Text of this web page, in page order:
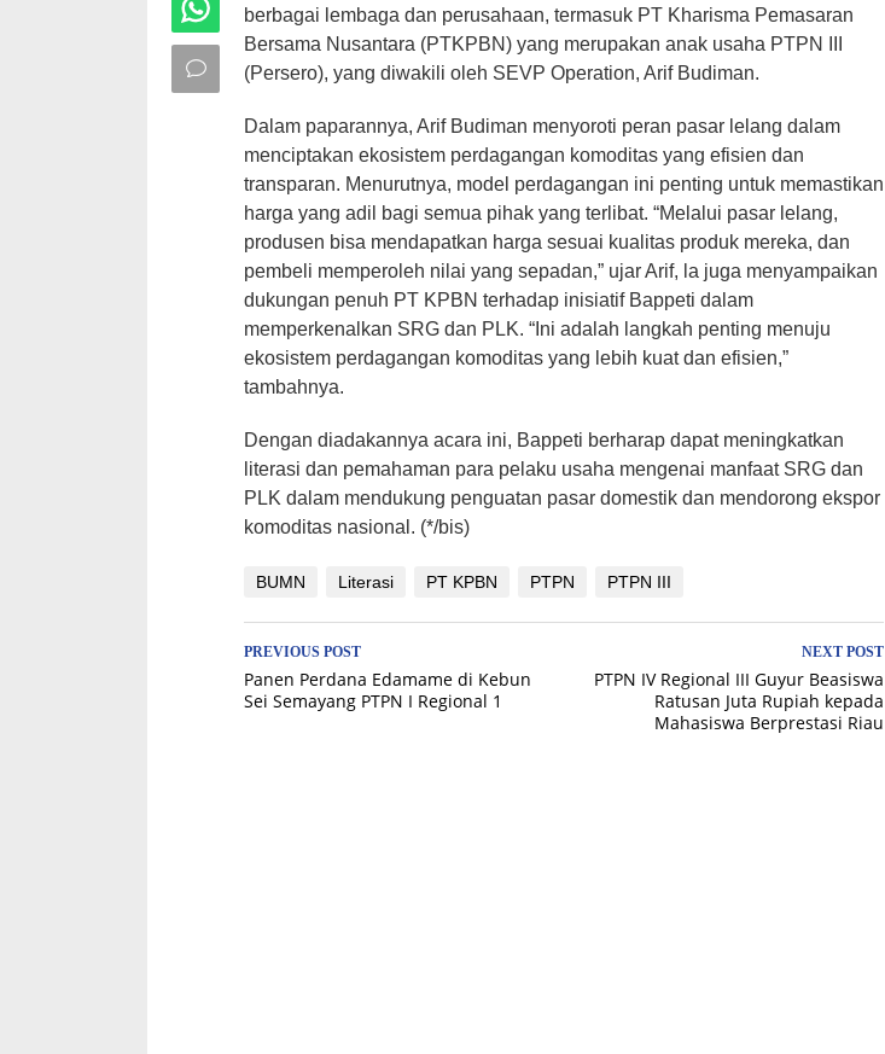
berbagai lembaga dan perusahaan, termasuk PT Kharisma Pemasaran
Bersama Nusantara (PTKPBN) yang merupakan anak usaha PTPN III
(Persero), yang diwakili oleh SEVP Operation, Arif Budiman.
Dalam paparannya, Arif Budiman menyoroti peran pasar lelang dalam
menciptakan ekosistem perdagangan komoditas yang efisien dan
transparan. Menurutnya, model perdagangan ini penting untuk memastikan
harga yang adil bagi semua pihak yang terlibat. “Melalui pasar lelang,
produsen bisa mendapatkan harga sesuai kualitas produk mereka, dan
pembeli memperoleh nilai yang sepadan,” ujar Arif, la juga menyampaikan
dukungan penuh PT KPBN terhadap inisiatif Bappeti dalam
memperkenalkan SRG dan PLK. “Ini adalah langkah penting menuju
ekosistem perdagangan komoditas yang lebih kuat dan efisien,”
tambahnya.
Dengan diadakannya acara ini, Bappeti berharap dapat meningkatkan
literasi dan pemahaman para pelaku usaha mengenai manfaat SRG dan
PLK dalam mendukung penguatan pasar domestik dan mendorong ekspor
komoditas nasional. (*/bis)
BUMN Literasi PT KPBN PTPN PTPN III
Post
navigation
PREVIOUS POST
Panen Perdana Edamame di Kebun
Sei Semayang PTPN I Regional 1
NEXT POST
PTPN IV Regional III Guyur Beasiswa
Ratusan Juta Rupiah kepada
Mahasiswa Berprestasi Riau